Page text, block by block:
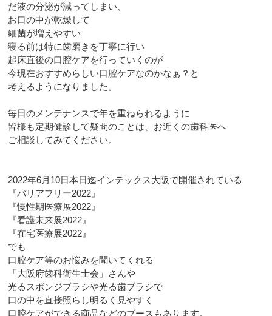
だ液の分泌が減ってしまい、
お口の中が乾燥して
細菌が増えやすい
寝る前は特に歯磨きを丁寧に行い
起床直後の口腔ケアを行っていくのが
今現在おすすめらしい口腔ケアなのかなぁ？と
考えるようになりました。
毎日のメンテナンスで年を重ねられるように
皆様も定期健診して疑問のことは、お近くの歯科医へ
ご相談してみてください。
2022年6月10日本日迄インテックス大阪で開催されている
『バリアフリー2022』
『慢性期医療展2022』
『看護未来展2022』
『在宅医療展2022』
でも
口腔ケア等のお悩みを聞いてくれる
「大阪府歯科衛生士会」さんや
光るスポンジブラシや光る歯ブラシで
口の中を直接照らし明るく見やすく
口腔ケアができる商品などのブースもあります。